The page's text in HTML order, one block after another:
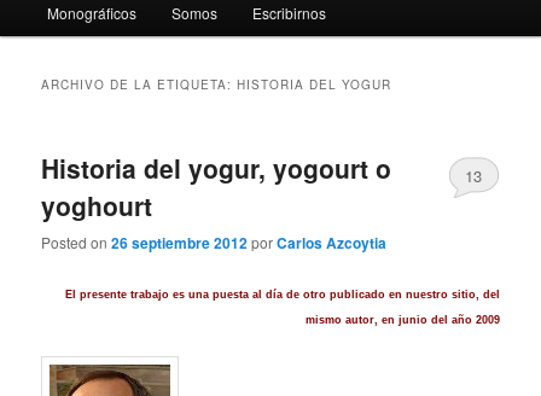
Monográficos Somos Escribirnos
ARCHIVO DE LA ETIQUETA:HISTORIA DEL YOGUR
Historia del yogur, yogourt o
yoghourt
Posted on26 septiembre 2012porCarlos Azcoytia
13
El presente trabajo es una puesta al día de otro publicado en nuestro sitio, del
mismo autor, en junio del año 2009